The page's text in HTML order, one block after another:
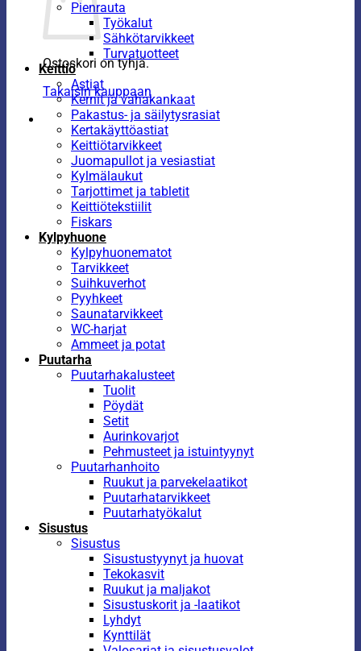
Ostoskori on tyhjä.
Takaisin kauppaan
Pienrauta
Työkalut
Sähkötarvikkeet
Turvatuotteet
Keittiö
Astiat
Kernit ja vahakankaat
Pakastus- ja säilytysrasiat
Kertakäyttöastiat
Keittiötarvikkeet
Juomapullot ja vesiastiat
Kylmälaukut
Tarjottimet ja tabletit
Keittiötekstiilit
Fiskars
Kylpyhuone
Kylpyhuonematot
Tarvikkeet
Suihkuverhot
Pyyhkeet
Saunatarvikkeet
WC-harjat
Ammeet ja potat
Puutarha
Puutarhakalusteet
Tuolit
Pöydät
Setit
Aurinkovarjot
Pehmusteet ja istuintyynyt
Puutarhanhoito
Ruukut ja parvekelaatikot
Puutarhatarvikkeet
Puutarhatyökalut
Sisustus
Sisustus
Sisustustyynyt ja huovat
Tekokasvit
Ruukut ja maljakot
Sisustuskorit ja -laatikot
Lyhdyt
Kynttilät